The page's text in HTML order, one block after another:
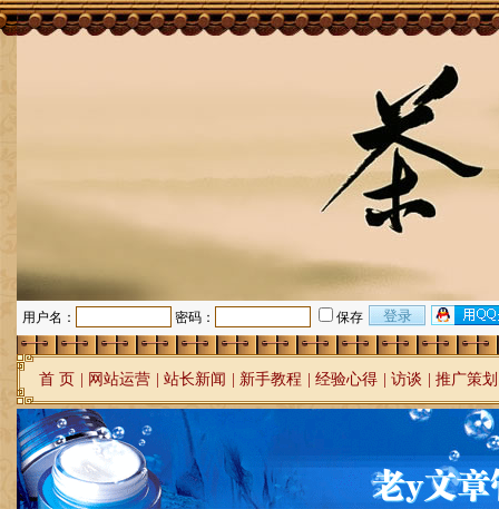
用户名： 密码： 保存
首 页 网站运营 站长新闻 新手教程 经验心得 访谈 推广策划